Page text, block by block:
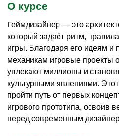
О курсе
Геймдизайнер — это
который задаёт ритм,
игры. Благодаря его идеям и
механикам игровые проекты
увлекают миллионы и
культурными явлениями.
пройти путь от первых
игрового прототипа, освоив
перед современным